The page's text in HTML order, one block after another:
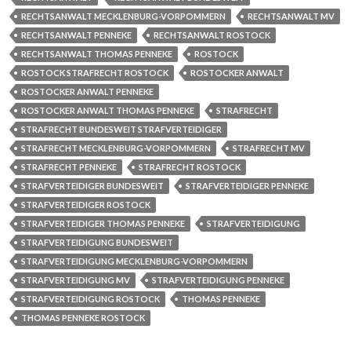
RECHTSANWALT MECKLENBURG-VORPOMMERN
RECHTSANWALT MV
RECHTSANWALT PENNEKE
RECHTSANWALT ROSTOCK
RECHTSANWALT THOMAS PENNEKE
ROSTOCK
ROSTOCK STRAFRECHT ROSTOCK
ROSTOCKER ANWALT
ROSTOCKER ANWALT PENNEKE
ROSTOCKER ANWALT THOMAS PENNEKE
STRAFRECHT
STRAFRECHT BUNDESWEIT STRAFVERTEIDIGER
STRAFRECHT MECKLENBURG-VORPOMMERN
STRAFRECHT MV
STRAFRECHT PENNEKE
STRAFRECHT ROSTOCK
STRAFVERTEIDIGER BUNDESWEIT
STRAFVERTEIDIGER PENNEKE
STRAFVERTEIDIGER ROSTOCK
STRAFVERTEIDIGER THOMAS PENNEKE
STRAFVERTEIDIGUNG
STRAFVERTEIDIGUNG BUNDESWEIT
STRAFVERTEIDIGUNG MECKLENBURG-VORPOMMERN
STRAFVERTEIDIGUNG MV
STRAFVERTEIDIGUNG PENNEKE
STRAFVERTEIDIGUNG ROSTOCK
THOMAS PENNEKE
THOMAS PENNEKE ROSTOCK